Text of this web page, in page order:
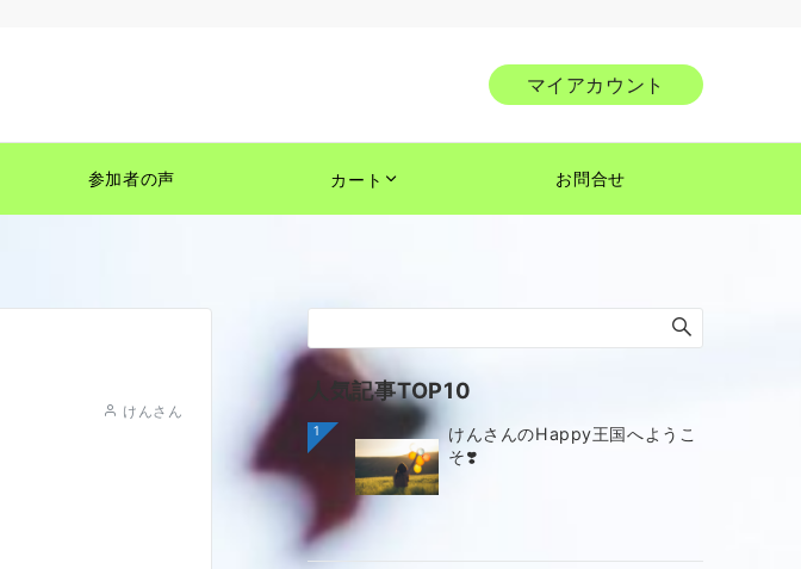
マイアカウント
参加者の声 カート お問合せ
けんさん
人気記事TOP10
1
けんさんのHappy王国へようこ
そ❣️